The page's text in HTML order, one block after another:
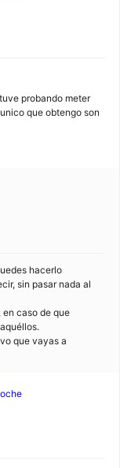
probando meter
que obtengo son
hacerlo
sin pasar nada al
en caso de que
que vayas a